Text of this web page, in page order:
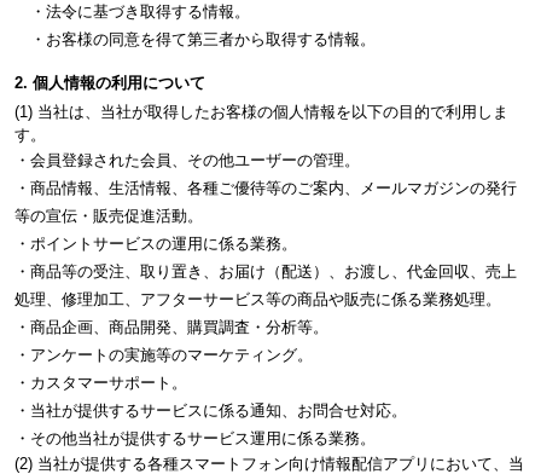
・法令に基づき取得する情報。
・お客様の同意を得て第三者から取得する情報。
2. 個人情報の利用について
(1) 当社は、当社が取得したお客様の個人情報を以下の目的で利用しま
す。
・会員登録された会員、その他ユーザーの管理。
・商品情報、生活情報、各種ご優待等のご案内、メールマガジンの発行
等の宣伝・販売促進活動。
・ポイントサービスの運用に係る業務。
・商品等の受注、取り置き、お届け（配送）、お渡し、代金回収、売上
処理、修理加工、アフターサービス等の商品や販売に係る業務処理。
・商品企画、商品開発、購買調査・分析等。
・アンケートの実施等のマーケティング。
・カスタマーサポート。
・当社が提供するサービスに係る通知、お問合せ対応。
・その他当社が提供するサービス運用に係る業務。
(2) 当社が提供する各種スマートフォン向け情報配信アプリにおいて、当